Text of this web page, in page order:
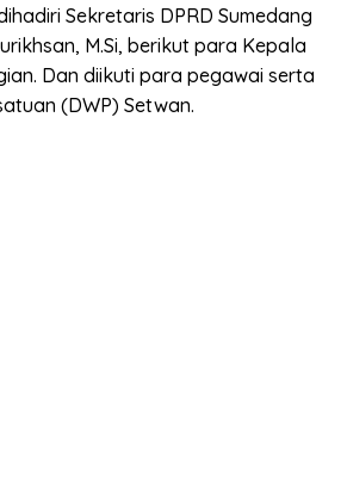
Sekretaris DPRD Sumedang
M.Si, berikut para Kepala
Dan diikuti para pegawai serta
(DWP) Setwan.